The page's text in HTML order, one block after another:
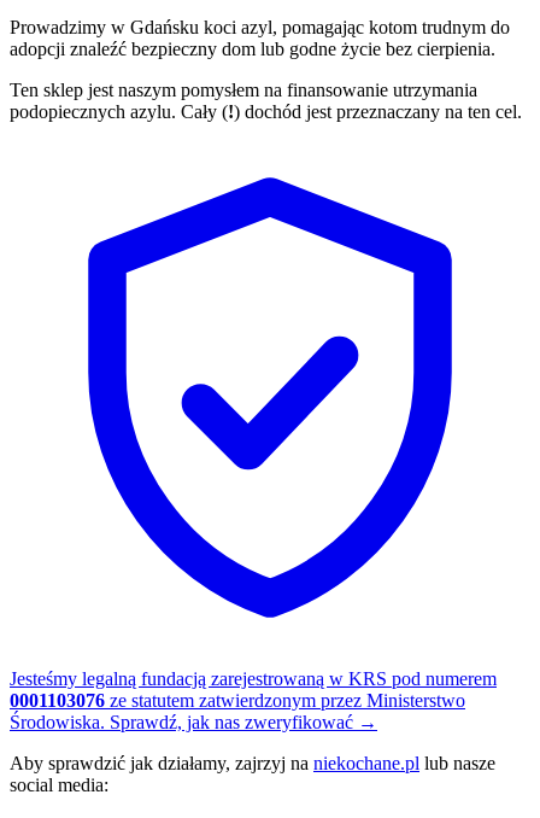
Prowadzimy w Gdańsku koci azyl, pomagając kotom trudnym do
adopcji znaleźć bezpieczny dom lub godne życie bez cierpienia.
Ten sklep jest naszym pomysłem na finansowanie utrzymania
podopiecznych azylu. Cały (!) dochód jest przeznaczany na ten cel.
Jesteśmy legalną fundacją zarejestrowaną w KRS pod numerem
0001103076 ze statutem zatwierdzonym przez Ministerstwo
Środowiska. Sprawdź, jak nas zweryfikować →
Aby sprawdzić jak działamy, zajrzyj na niekochane.pl lub nasze
social media: